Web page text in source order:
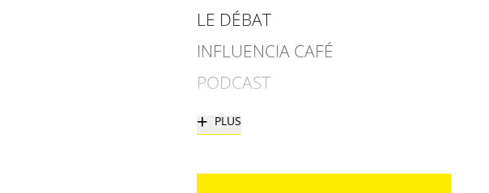
LE DÉBAT
INFLUENCIA CAFÉ
PODCAST
+ PLUS